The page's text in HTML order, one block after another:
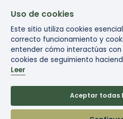
© Via di
Uso de cookies
Este sitio utiliza cookies
correcto funcionamiento y
entender cómo interactúas con
cookies de seguimiento
Leer
Aceptar todas